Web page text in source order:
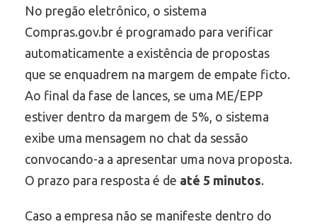
No pregão eletrônico, o sistema
Compras.gov.br é programado para verificar
automaticamente a existência de propostas
que se enquadrem na margem de empate ficto.
Ao final da fase de lances, se uma ME/EPP
estiver dentro da margem de 5%, o sistema
exibe uma mensagem no chat da sessão
convocando-a a apresentar uma nova proposta.
O prazo para resposta é de até 5 minutos.
Caso a empresa não se manifeste dentro do